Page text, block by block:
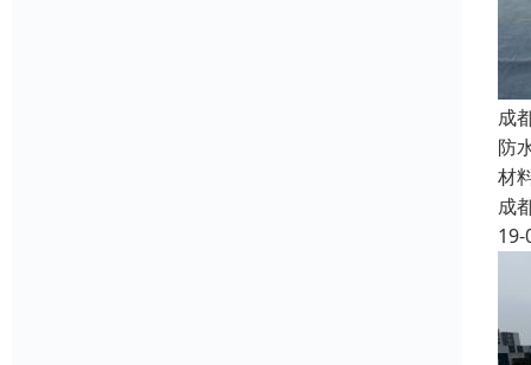
成
防
材
成
19-